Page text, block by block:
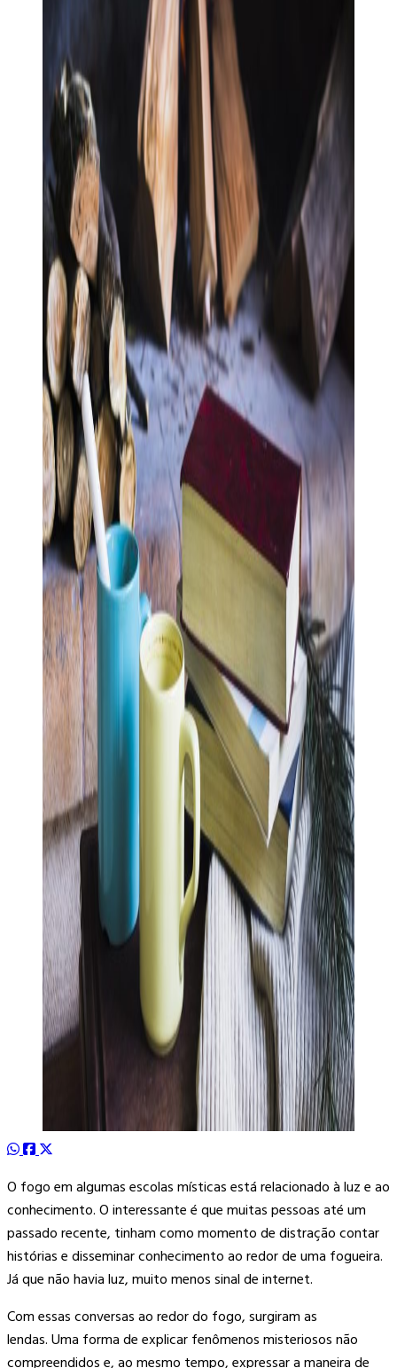
O fogo em algumas escolas místicas está relacionado à luz e ao
conhecimento. O interessante é que muitas pessoas até um
passado recente, tinham como momento de distração contar
histórias e disseminar conhecimento ao redor de uma fogueira.
Já que não havia luz, muito menos sinal de internet.
Com essas conversas ao redor do fogo, surgiram as
lendas. Uma forma de explicar fenômenos misteriosos não
compreendidos e, ao mesmo tempo, expressar a maneira de